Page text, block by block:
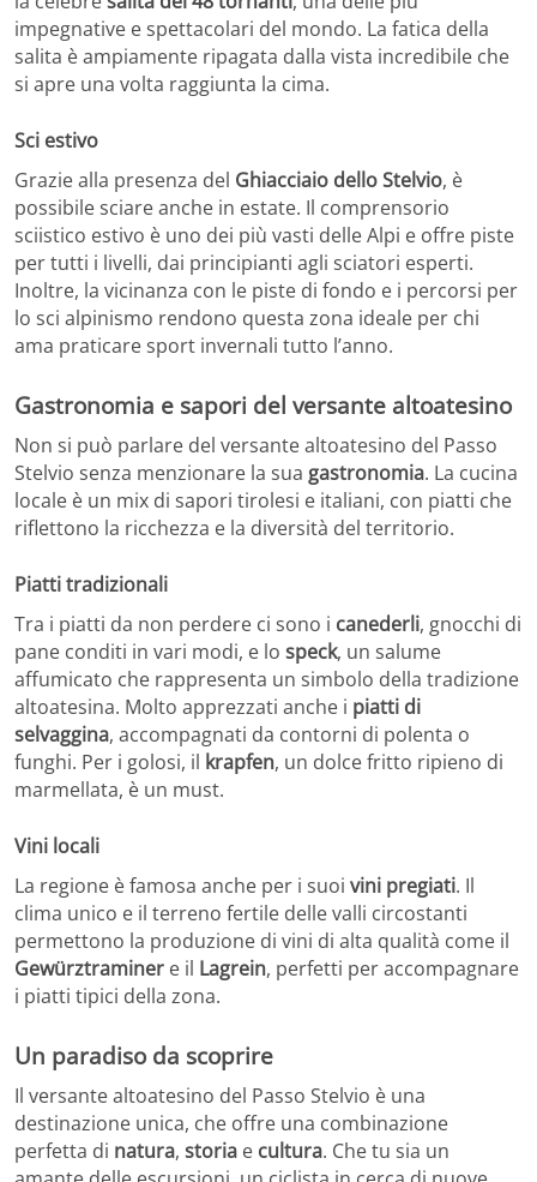
impegnative e spettacolari del mondo. La fatica della
salita è ampiamente ripagata dalla vista incredibile che
si apre una volta raggiunta la cima.
Sci estivo
Grazie alla presenza del Ghiacciaio dello Stelvio, è
possibile sciare anche in estate. Il comprensorio
sciistico estivo è uno dei più vasti delle Alpi e offre piste
per tutti i livelli, dai principianti agli sciatori esperti.
Inoltre, la vicinanza con le piste di fondo e i percorsi per
lo sci alpinismo rendono questa zona ideale per chi
ama praticare sport invernali tutto l’anno.
Gastronomia e sapori del versante altoatesino
Non si può parlare del versante altoatesino del Passo
Stelvio senza menzionare la sua gastronomia. La cucina
locale è un mix di sapori tirolesi e italiani, con piatti che
riflettono la ricchezza e la diversità del territorio.
Piatti tradizionali
Tra i piatti da non perdere ci sono i canederli, gnocchi di
pane conditi in vari modi, e lo speck, un salume
affumicato che rappresenta un simbolo della tradizione
altoatesina. Molto apprezzati anche i piatti di
selvaggina, accompagnati da contorni di polenta o
funghi. Per i golosi, il krapfen, un dolce fritto ripieno di
marmellata, è un must.
Vini locali
La regione è famosa anche per i suoi vini pregiati. Il
clima unico e il terreno fertile delle valli circostanti
permettono la produzione di vini di alta qualità come il
Gewürztraminer e il Lagrein, perfetti per accompagnare
i piatti tipici della zona.
Un paradiso da scoprire
Il versante altoatesino del Passo Stelvio è una
destinazione unica, che offre una combinazione
perfetta di natura, storia e cultura. Che tu sia un